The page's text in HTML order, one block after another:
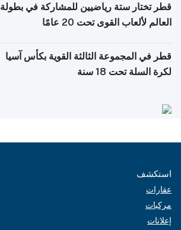
قطر تختار ستة رياضيين للمشاركة في بطولة
العالم لألعاب القوى تحت 20 عامًا
قطر في المجموعة الثالثة القوية بكأس آسيا
لكرة السلة تحت 18 سنة
استكشف
عقارات
مركبات
إعلانات